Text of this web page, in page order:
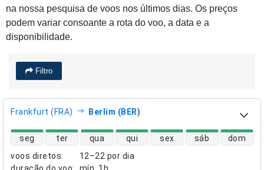
na nossa pesquisa de voos nos últimos dias. Os preços
podem variar consoante a rota do voo, a data e a
disponibilidade.
Filtro
Frankfurt (FRA) Berlim (BER)
voos diretos:
12–22 por dia
duração do voo: mín. 1h
disponibilidade de voos diretos
seg ter qua qui sex sáb dom